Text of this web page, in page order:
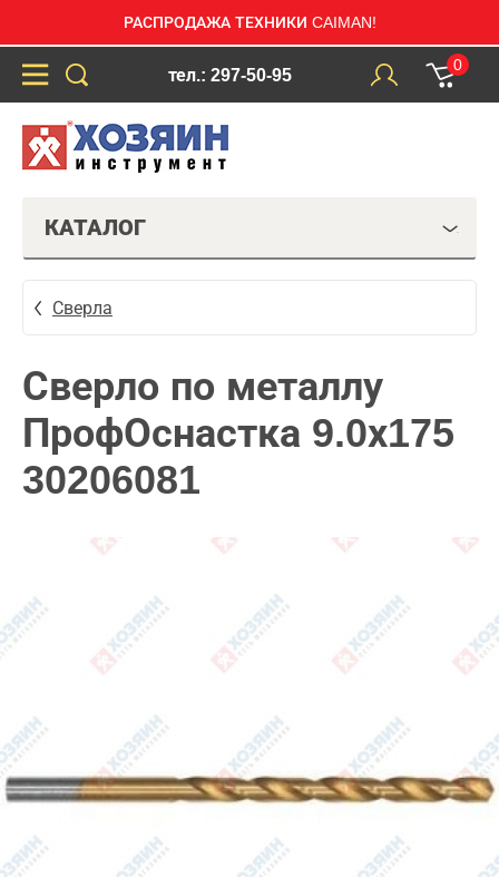
РАСПРОДАЖА ТЕХНИКИ CAIMAN!
тел.: 297-50-95
0
КАТАЛОГ
Сверла
Сверло по металлу
ПрофОснастка 9.0х175
30206081